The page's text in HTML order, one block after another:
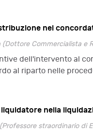
nel
(Dottore Commercialista e
dell'intervento al
al riparto nelle
nella
straordinario di